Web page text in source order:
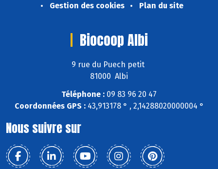
Gestion des cookies
Plan du site
Biocoop Albi
9 rue du Puech petit
81000 Albi
Téléphone : 09 83 96 20 47
Coordonnées GPS :43,913178 ° , 2,14288020000004 °
Nous suivre sur